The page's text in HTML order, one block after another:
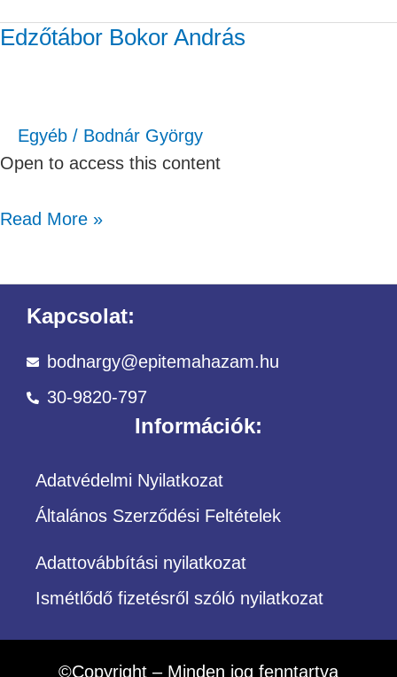
Edzőtábor Bokor András
Egyéb / Bodnár György
Open to access this content
Edzőtábor
Read More »
Kapcsolat:
bodnargy@epitemahazam.hu
30-9820-797
Információk:
Adatvédelmi Nyilatkozat
Általános Szerződési Feltételek
Adattovábbítási nyilatkozat
Ismétlődő fizetésről szóló nyilatkozat
©Copyright – Minden jog fenntartva